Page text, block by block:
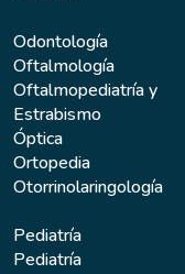
Odontología
Oftalmología
Oftalmopediatría y
Estrabismo
Óptica
Ortopedia
Otorrinolaringología
Pediatría
Pediatría